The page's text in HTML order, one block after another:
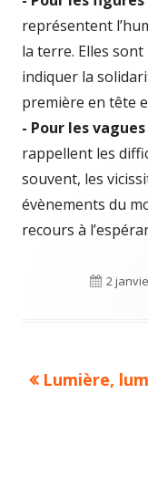
représentent
la terre. Elles
indiquer la
première en tête
- Pour les vagues
rappellent les
souvent, les
évènements du
recours à
Publié
2
Navigation
Article
Lumière,